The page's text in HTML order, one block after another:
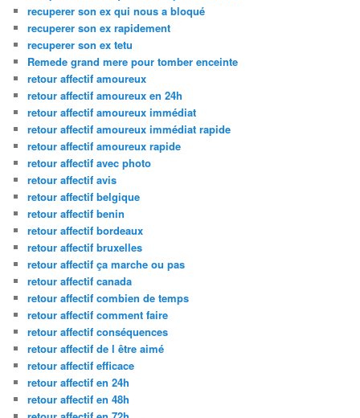
recuperer son ex qui nous a bloqué
recuperer son ex rapidement
recuperer son ex tetu
Remede grand mere pour tomber enceinte
retour affectif amoureux
retour affectif amoureux en 24h
retour affectif amoureux immédiat
retour affectif amoureux immédiat rapide
retour affectif amoureux rapide
retour affectif avec photo
retour affectif avis
retour affectif belgique
retour affectif benin
retour affectif bordeaux
retour affectif bruxelles
retour affectif ça marche ou pas
retour affectif canada
retour affectif combien de temps
retour affectif comment faire
retour affectif conséquences
retour affectif de l être aimé
retour affectif efficace
retour affectif en 24h
retour affectif en 48h